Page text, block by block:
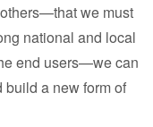
we must
national and local
end users—we can
a new form of